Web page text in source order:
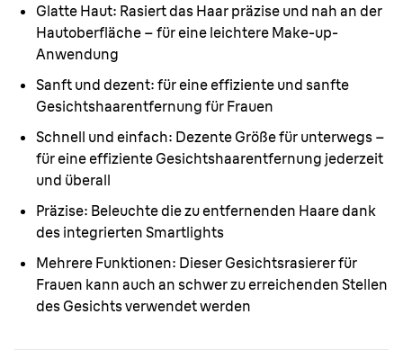
Glatte Haut: Rasiert das Haar präzise und nah an der
Hautoberfläche – für eine leichtere Make-up-
Anwendung
Sanft und dezent: für eine effiziente und sanfte
Gesichtshaarentfernung für Frauen
Schnell und einfach: Dezente Größe für unterwegs –
für eine effiziente Gesichtshaarentfernung jederzeit
und überall
Präzise: Beleuchte die zu entfernenden Haare dank
des integrierten Smartlights
Mehrere Funktionen: Dieser Gesichtsrasierer für
Frauen kann auch an schwer zu erreichenden Stellen
des Gesichts verwendet werden